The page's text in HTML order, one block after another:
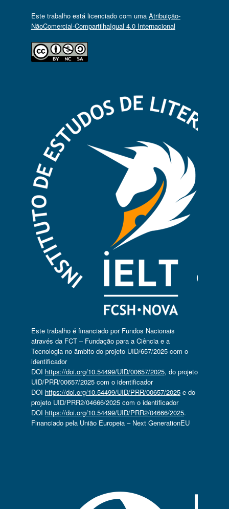
Este trabalho está licenciado com uma Atribuição-
NãoComercial-CompartilhaIgual 4.0 Internacional
Este trabalho é financiado por Fundos Nacionais
através da FCT – Fundação para a Ciência e a
Tecnologia no âmbito do projeto UID/657/2025 com o
identificador
DOI https://doi.org/10.54499/UID/00657/2025, do projeto
UID/PRR/00657/2025 com o identificador
DOI https://doi.org/10.54499/UID/PRR/00657/2025e do
projeto UID/PRR2/04666/2025 com o identificador
DOI https://doi.org/10.54499/UID/PRR2/04666/2025.
Financiado pela União Europeia – Next GenerationEU